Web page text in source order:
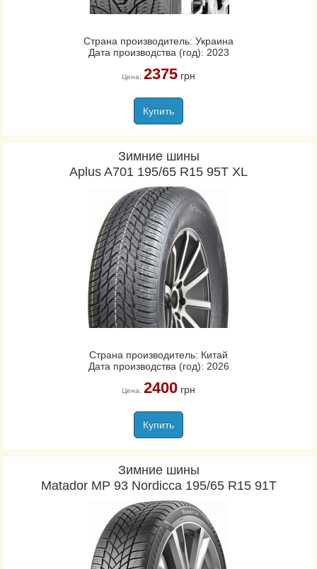
Страна производитель: Украина
Дата производства (год): 2023
Цена: 2375грн
Купить
Зимние шины
Aplus A701 195/65 R15 95T XL
Страна производитель: Китай
Дата производства (год): 2026
Цена: 2400грн
Купить
Зимние шины
Matador MP 93 Nordicca 195/65 R15 91T